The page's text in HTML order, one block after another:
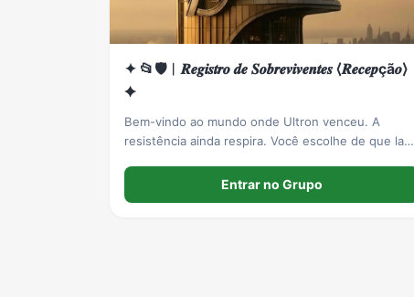
✦ 📂🛡️︱𝑹𝒆𝒈𝒊𝒔𝒕𝒓𝒐 𝒅𝒆 𝑺𝒐𝒃𝒓𝒆𝒗𝒊𝒗𝒆𝒏𝒕𝒆𝒔 ⟨𝑹𝒆𝒄𝒆𝒑çã𝒐⟩
✦
Bem-vindo ao mundo onde Ultron venceu. A
resistência ainda respira. Você escolhe de que lado
Entrar no Grupo